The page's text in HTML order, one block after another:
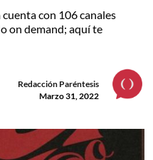
con 106 canales
on demand; aquí te
Redacción Paréntesis
Marzo 31, 2022